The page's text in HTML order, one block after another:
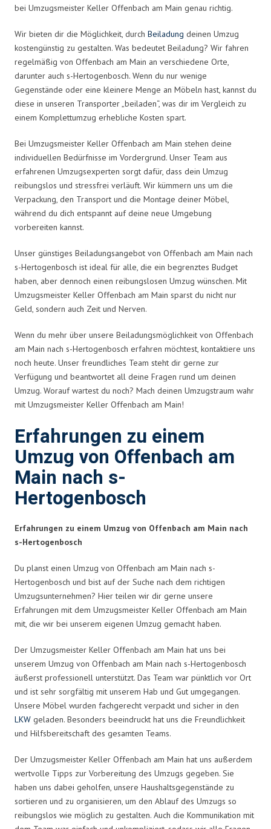
bei Umzugsmeister Keller Offenbach am Main genau richtig.
Wir bieten dir die Möglichkeit, durch Beiladung deinen Umzug
kostengünstig zu gestalten. Was bedeutet Beiladung? Wir fahren
regelmäßig von Offenbach am Main an verschiedene Orte,
darunter auch s-Hertogenbosch. Wenn du nur wenige
Gegenstände oder eine kleinere Menge an Möbeln hast, kannst du
diese in unseren Transporter „beiladen“, was dir im Vergleich zu
einem Komplettumzug erhebliche Kosten spart.
Bei Umzugsmeister Keller Offenbach am Main stehen deine
individuellen Bedürfnisse im Vordergrund. Unser Team aus
erfahrenen Umzugsexperten sorgt dafür, dass dein Umzug
reibungslos und stressfrei verläuft. Wir kümmern uns um die
Verpackung, den Transport und die Montage deiner Möbel,
während du dich entspannt auf deine neue Umgebung
vorbereiten kannst.
Unser günstiges Beiladungsangebot von Offenbach am Main nach
s-Hertogenbosch ist ideal für alle, die ein begrenztes Budget
haben, aber dennoch einen reibungslosen Umzug wünschen. Mit
Umzugsmeister Keller Offenbach am Main sparst du nicht nur
Geld, sondern auch Zeit und Nerven.
Wenn du mehr über unsere Beiladungsmöglichkeit von Offenbach
am Main nach s-Hertogenbosch erfahren möchtest, kontaktiere uns
noch heute. Unser freundliches Team steht dir gerne zur
Verfügung und beantwortet all deine Fragen rund um deinen
Umzug. Worauf wartest du noch? Mach deinen Umzugstraum wahr
mit Umzugsmeister Keller Offenbach am Main!
Erfahrungen zu einem
Umzug von Offenbach am
Main nach s-
Hertogenbosch
Erfahrungen zu einem Umzug von Offenbach am Main nach
s-Hertogenbosch
Du planst einen Umzug von Offenbach am Main nach s-
Hertogenbosch und bist auf der Suche nach dem richtigen
Umzugsunternehmen? Hier teilen wir dir gerne unsere
Erfahrungen mit dem Umzugsmeister Keller Offenbach am Main
mit, die wir bei unserem eigenen Umzug gemacht haben.
Der Umzugsmeister Keller Offenbach am Main hat uns bei
unserem Umzug von Offenbach am Main nach s-Hertogenbosch
äußerst professionell unterstützt. Das Team war pünktlich vor Ort
und ist sehr sorgfältig mit unserem Hab und Gut umgegangen.
Unsere Möbel wurden fachgerecht verpackt und sicher in den
LKW geladen. Besonders beeindruckt hat uns die Freundlichkeit
und Hilfsbereitschaft des gesamten Teams.
Der Umzugsmeister Keller Offenbach am Main hat uns außerdem
wertvolle Tipps zur Vorbereitung des Umzugs gegeben. Sie
haben uns dabei geholfen, unsere Haushaltsgegenstände zu
sortieren und zu organisieren, um den Ablauf des Umzugs so
reibungslos wie möglich zu gestalten. Auch die Kommunikation mit